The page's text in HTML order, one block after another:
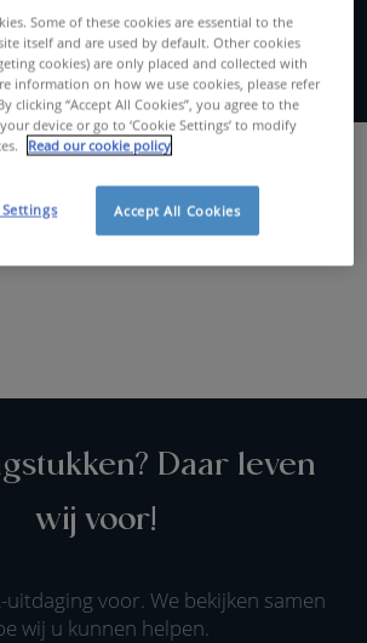
ZOEKEN
Spontaan solliciteren
Daar leven
wij voor!
uitdaging voor. We bekijken samen
wij u kunnen helpen.
Some of these cookies are essential to the
itself and are used by default. Other cookies
cookies) are only placed and collected with
information on how we use cookies, please refer
clicking “Accept All Cookies”, you agree to the
device or go to ‘Cookie Settings’ to modify
Read our cookie policy
Accept All Cookies